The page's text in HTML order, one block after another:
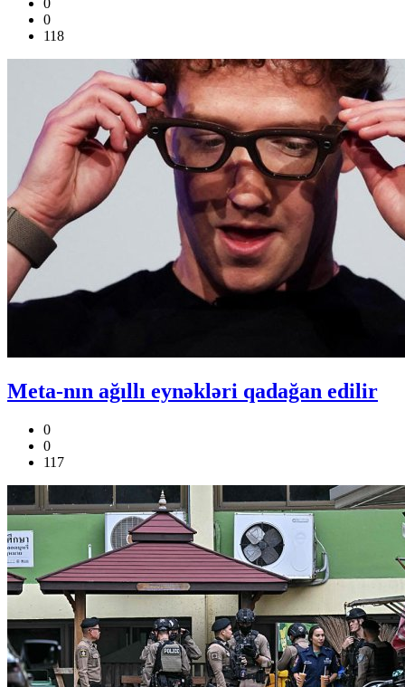
0
0
118
Meta-nın ağıllı eynəkləri qadağan edilir
0
0
117